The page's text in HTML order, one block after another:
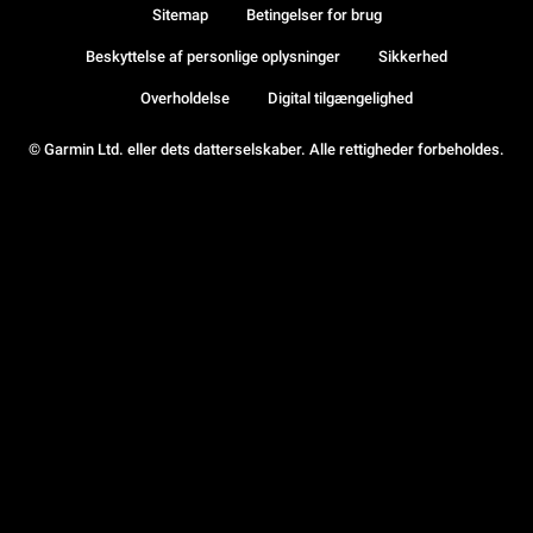
© Garmin Ltd. eller dets datterselskaber. Alle rettigheder forbeholdes.
Sitemap Betingelser for brug
Beskyttelse af personlige oplysninger Sikkerhed
Overholdelse Digital tilgængelighed